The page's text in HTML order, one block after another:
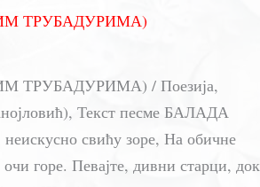
ТРУБАДУРИМА)
ТРУБАДУРИМА) / Поезија,
Текст песме БАЛАДА
свићу зоре, На обичне
горе. Певајте, дивни старци, док